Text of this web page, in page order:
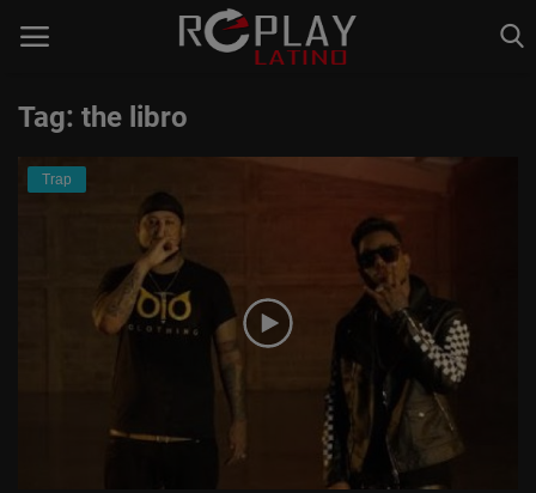
Home
Estaciones de Radio
Música Latina
Música Urbana
Tag: the libro
Trap